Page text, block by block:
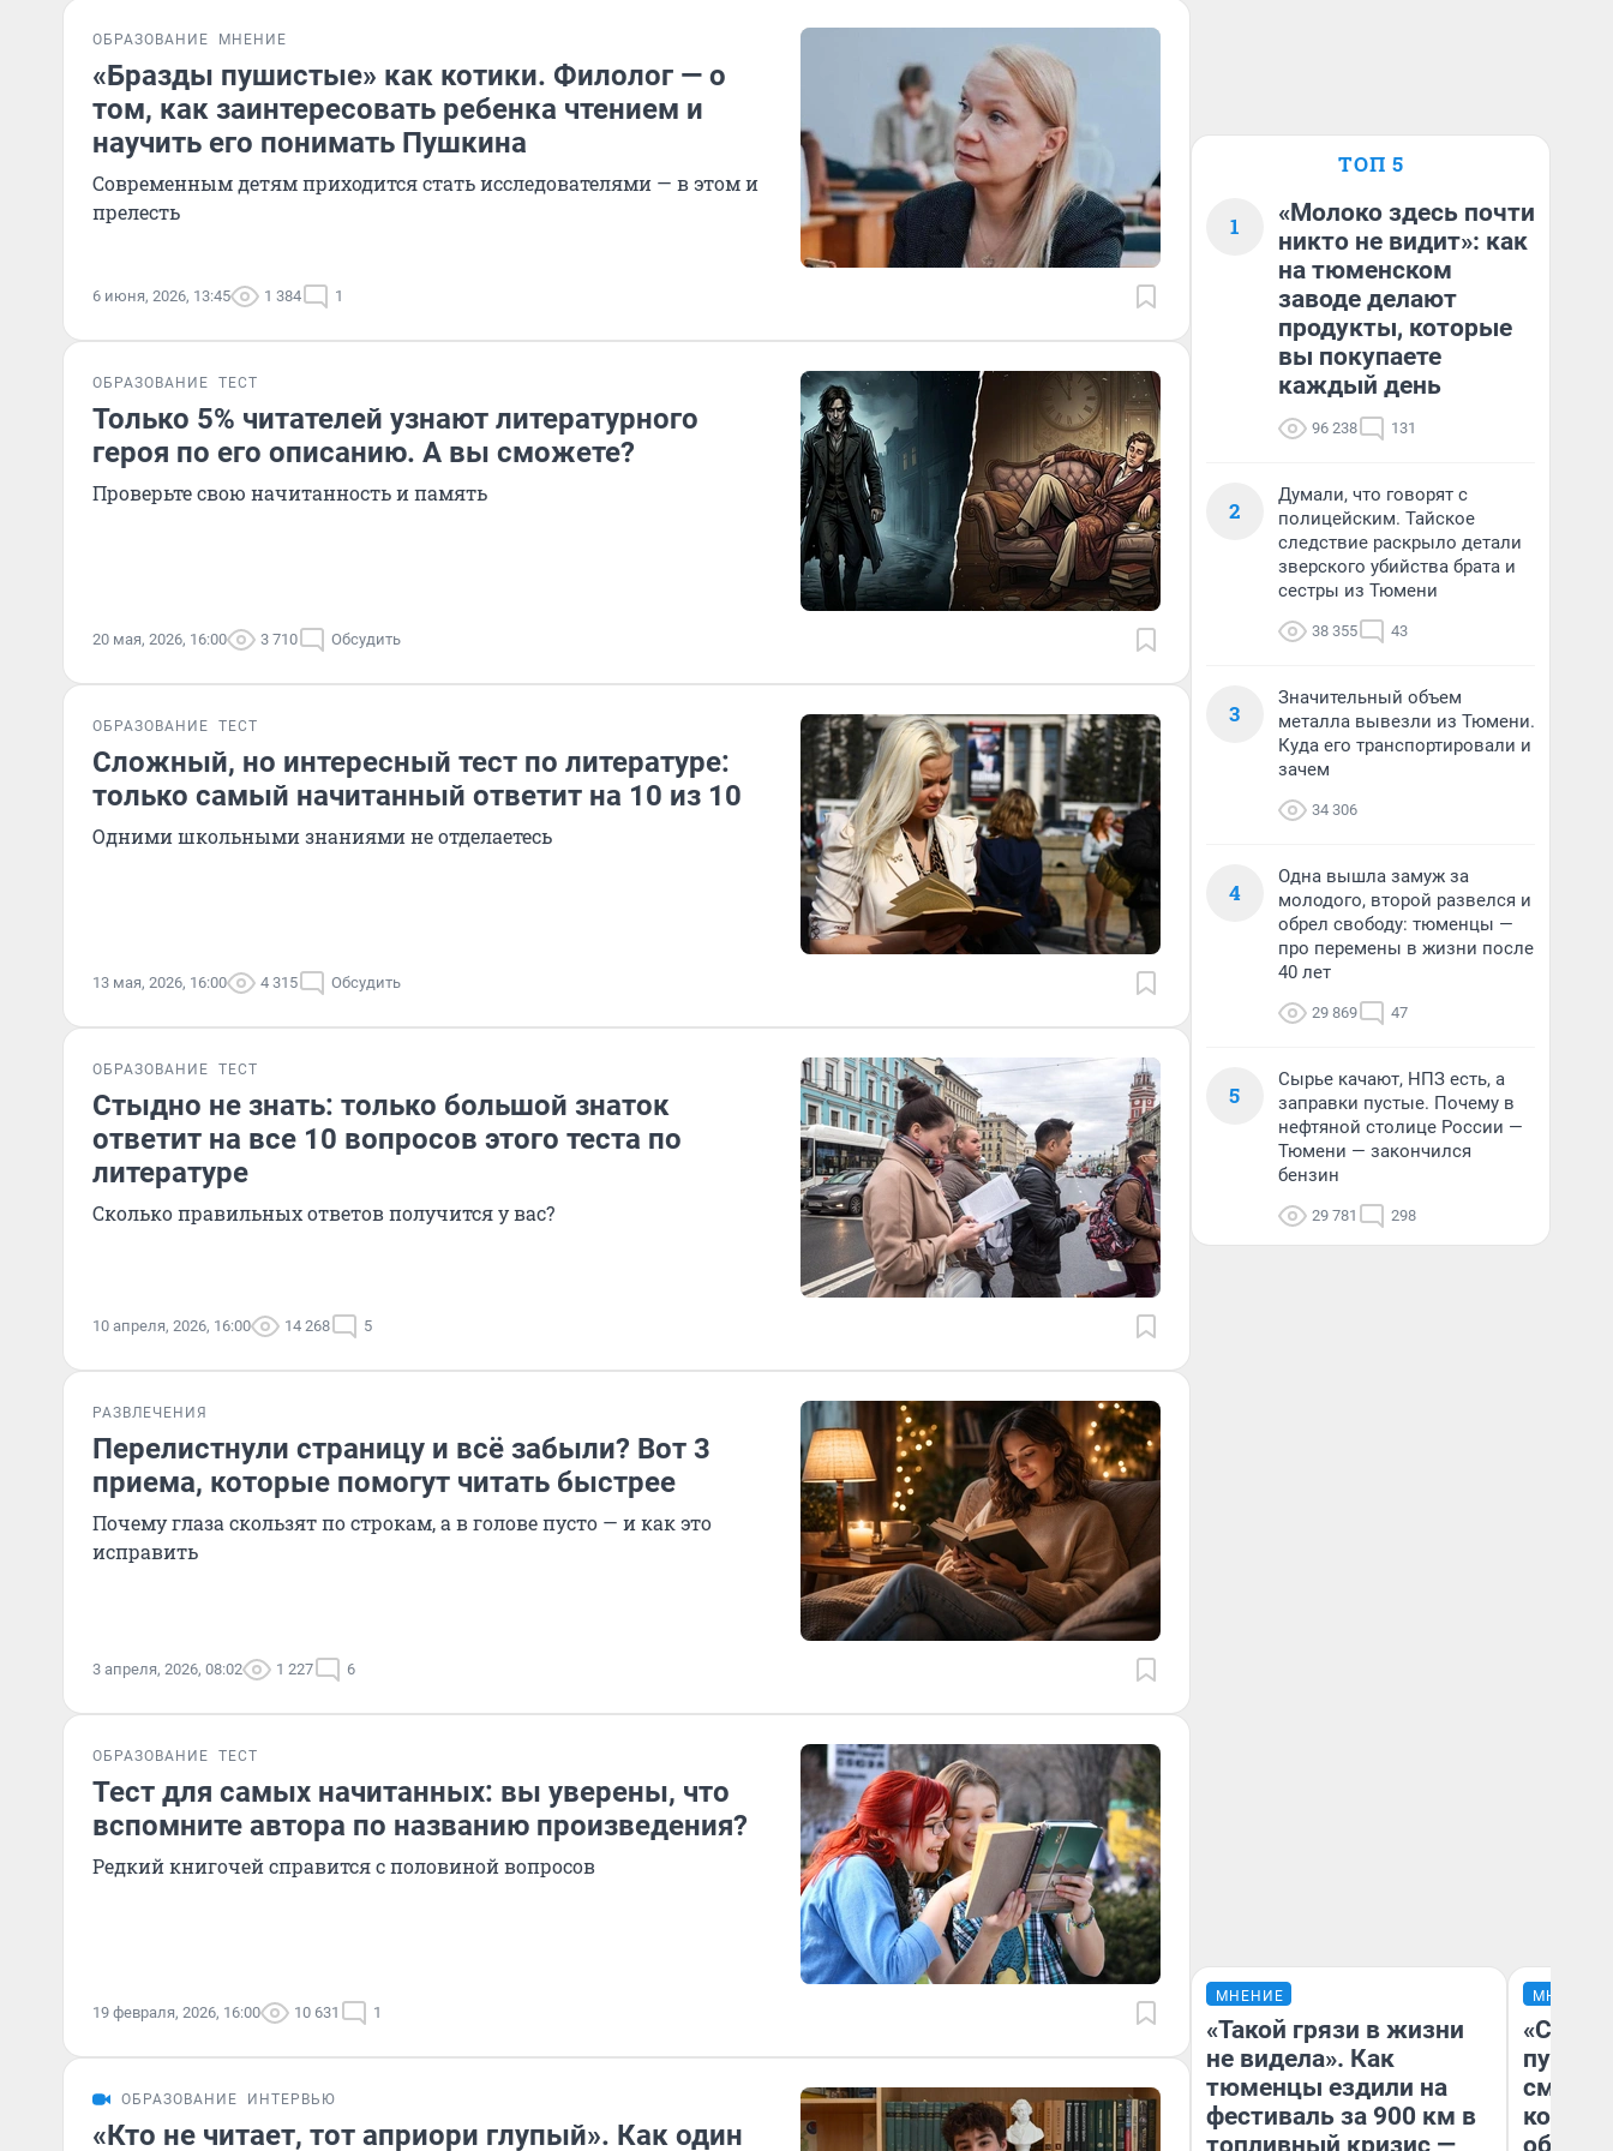
ОБРАЗОВАНИЕ МНЕНИЕ
«Бразды пушистые» как котики. Филолог — о
том, как заинтересовать ребенка чтением и
научить его понимать Пушкина
Современным детям приходится стать исследователями — в этом и
прелесть
6 июня, 2026, 13:45 1 384 1
ОБРАЗОВАНИЕ ТЕСТ
Только 5% читателей узнают литературного
героя по его описанию. А вы сможете?
Проверьте свою начитанность и память
20 мая, 2026, 16:00 3 710 Обсудить
ОБРАЗОВАНИЕ ТЕСТ
Сложный, но интересный тест по литературе:
только самый начитанный ответит на 10 из 10
Одними школьными знаниями не отделаетесь
13 мая, 2026, 16:00 4 315 Обсудить
ОБРАЗОВАНИЕ ТЕСТ
Стыдно не знать: только большой знаток
ответит на все 10 вопросов этого теста по
литературе
Сколько правильных ответов получится у вас?
10 апреля, 2026, 16:00 14 268 5
РАЗВЛЕЧЕНИЯ
Перелистнули страницу и всё забыли? Вот 3
приема, которые помогут читать быстрее
Почему глаза скользят по строкам, а в голове пусто — и как это
исправить
3 апреля, 2026, 08:02 1 227 6
ОБРАЗОВАНИЕ ТЕСТ
Тест для самых начитанных: вы уверены, что
вспомните автора по названию произведения?
Редкий книгочей справится с половиной вопросов
19 февраля, 2026, 16:00 10 631 1
ОБРАЗОВАНИЕ ИНТЕРВЬЮ
«Кто не читает, тот априори глупый». Как один
ТОП 5
1
«Молоко здесь почти
никто не видит»: как
на тюменском
заводе делают
продукты, которые
вы покупаете
каждый день
96 238 131
2
Думали, что говорят с
полицейским. Тайское
следствие раскрыло детали
зверского убийства брата и
сестры из Тюмени
38 355 43
3
Значительный объем
металла вывезли из Тюмени.
Куда его транспортировали и
зачем
34 306
4
Одна вышла замуж за
молодого, второй развелся и
обрел свободу: тюменцы —
про перемены в жизни после
40 лет
29 869 47
5
Сырье качают, НПЗ есть, а
заправки пустые. Почему в
нефтяной столице России —
Тюмени — закончился
бензин
29 781 298
МНЕНИЕ
«Такой грязи в жизни
не видела». Как
тюменцы ездили на
фестиваль за 900 км в
топливный кризис —
МНЕНИЕ